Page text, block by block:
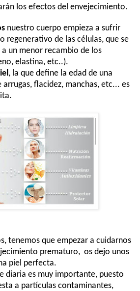
los efectos del envejecimiento.
nuestro cuerpo empieza a sufrir
regenerativo de las células, que se
un menor recambio de los
elastina, etc..).
, la que define la edad de una
flacidez, manchas, etc... es
tenemos que empezar a cuidarnos
prematuro, os dejo unos
piel perfecta.
diaria es muy importante, puesto
a partículas contaminantes,